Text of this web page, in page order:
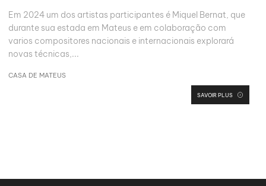
Em 2024 um dos artistas participantes é Miquel Bernat, que
durante sua estada em Mateus e em colaboração com
varios compositores nacionais e internacionais explorará
novas técnicas,...
CASA DE MATEUS
SAVOIR PLUS